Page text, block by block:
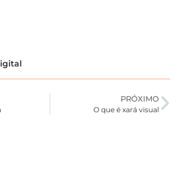
PRÓXIMO
O que é xará visual